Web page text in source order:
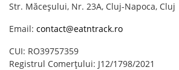
Str. Măceșului, Nr. 23A, Cluj-Napoca, Cluj
Email: contact@eatntrack.ro
CUI: RO39757359
Registrul Comerțului: J12/1798/2021